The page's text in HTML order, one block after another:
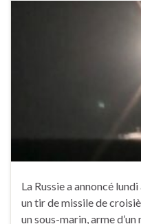
La Russie a annoncé
un tir de missile de
un sous-marin, arme